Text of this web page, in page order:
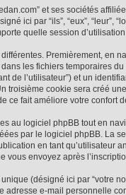
et ses sociétés
ici par “ils”, “eux”, “leur”,
quelle session
Premièrement, en
les fichiers temporaires
de l’utilisateur”) et un
cookie sera créé
ce fait améliore votre confort
au logiciel phpBB tout en
par le logiciel phpBB. La
en tant qu’utilisateur
vous envoyez après
(désigné ici par “votre
adresse e-mail personnelle